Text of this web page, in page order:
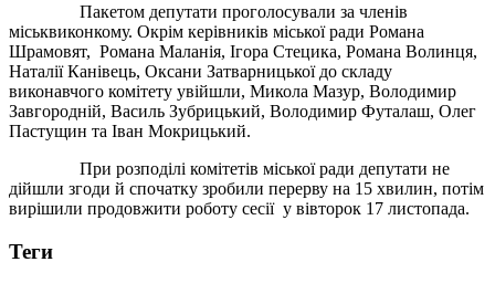
Пакетом депутати проголосували за членів
міськвиконкому. Окрім керівників міської ради Романа
Шрамовят, Романа Маланія, Ігора Стецика, Романа Волинця,
Наталії Канівець, Оксани Затварницької до складу
виконавчого комітету увійшли, Микола Мазур, Володимир
Завгородній, Василь Зубрицький, Володимир Футалаш, Олег
Пастущин та Іван Мокрицький.
При розподілі комітетів міської ради депутати не
дійшли згоди й спочатку зробили перерву на 15 хвилин, потім
вирішили продовжити роботу сесії у вівторок 17 листопада.
Теги